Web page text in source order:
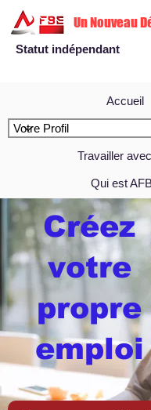
Un Nouveau
Statut indépendant
Accueil
Travailler
Qui est
Créez
votre
propre
emploi